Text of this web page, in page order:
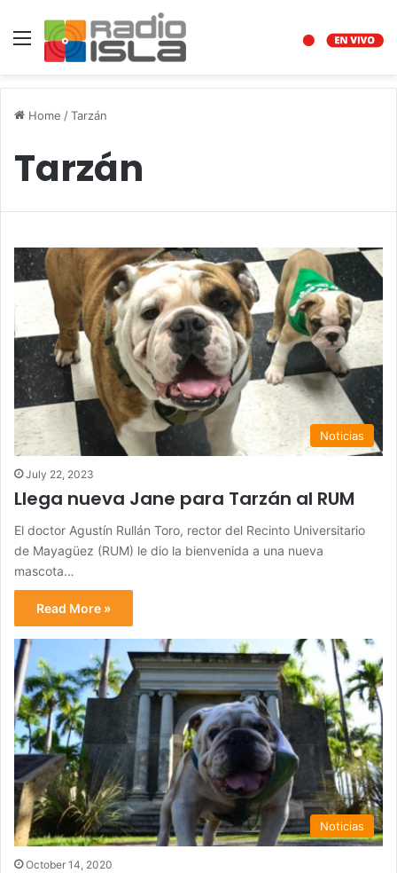
Menu
Home /Tarzán
Tarzán
Noticias
July 22, 2023
Llega nueva Jane para Tarzán al RUM
El doctor Agustín Rullán Toro, rector del Recinto Universitario
de Mayagüez (RUM) le dio la bienvenida a una nueva
mascota…
Read More »
Noticias
October 14, 2020